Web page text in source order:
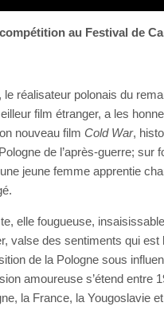
au Festival de
réalisateur polonais du
film étranger, a les
nouveau film Cold War,
de l’après-guerre; sur
jeune femme apprentie
elle fougueuse,
valse des sentiments qui est
de la Pologne sous
amoureuse s’étend entre
la France, la Yougoslavie et